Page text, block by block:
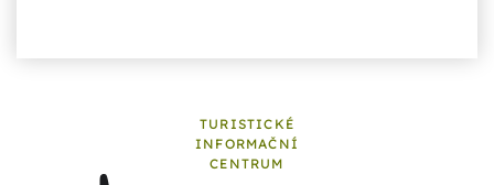
TURISTICKÉ
INFORMAČNÍ
CENTRUM